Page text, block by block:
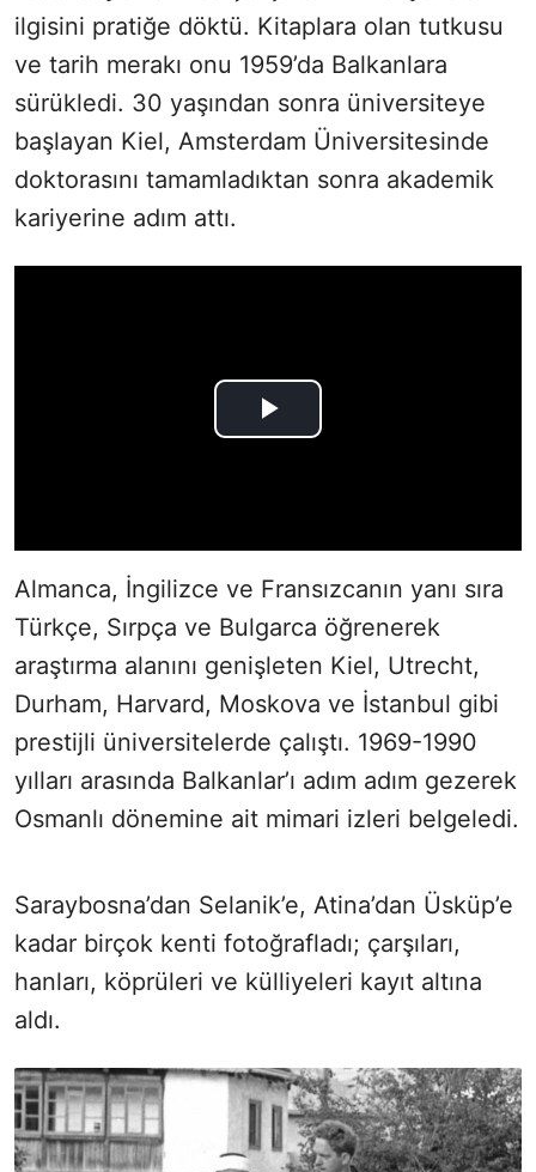
ilgisini pratiğe döktü. Kitaplara olan tutkusu
ve tarih merakı onu 1959’da Balkanlara
sürükledi. 30 yaşından sonra üniversiteye
başlayan Kiel, Amsterdam Üniversitesinde
doktorasını tamamladıktan sonra akademik
kariyerine adım attı.
Almanca, İngilizce ve Fransızcanın yanı sıra
Türkçe, Sırpça ve Bulgarca öğrenerek
araştırma alanını genişleten Kiel, Utrecht,
Durham, Harvard, Moskova ve İstanbul gibi
prestijli üniversitelerde çalıştı. 1969-1990
yılları arasında Balkanlar’ı adım adım gezerek
Osmanlı dönemine ait mimari izleri belgeledi.
Saraybosna’dan Selanik’e, Atina’dan Üsküp’e
kadar birçok kenti fotoğrafladı; çarşıları,
hanları, köprüleri ve külliyeleri kayıt altına
aldı.